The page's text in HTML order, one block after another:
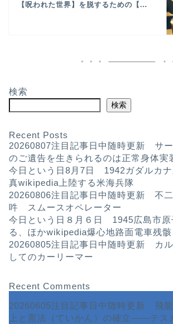
【呪われた世界】を脱するための【...
検索
検索
Recent Posts
20260807注目記事日中随時更新 サ
のご遺告を生きられるのは正常身体実
今日という日8月7日 1942ガダルカナ
真wikipedia上陸する米海兵隊
20260806注目記事日中随時更新
吽 スムースオペレーター
今日という日８月６日 1945広島市原
る、ほかwikipedia爆心地路面電車残骸
20260805注目記事日中随時更新 カル
してのカーリーマー
Recent Comments
20260605注目記事日中随時更新 飛
上と憲法（ていかん）の確立――テス